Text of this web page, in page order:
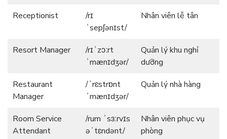
Receptionist
/rɪ
ˈsepʃənɪst/
Nhân viên lễ tân
Resort Manager
/rɪˈzɔːrt
ˈmænɪdʒər/
Quản lý khu nghỉ
dưỡng
Restaurant
Manager
/ˈrɛstrɒnt
ˈmænɪdʒər/
Quản lý nhà hàng
Room Service
Attendant
/rum ˈsɜːrvɪs
əˈtɛndənt/
Nhân viên phục vụ
phòng